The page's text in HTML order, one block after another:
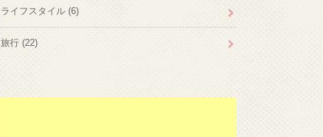
ライフスタイル (6)
旅行 (22)